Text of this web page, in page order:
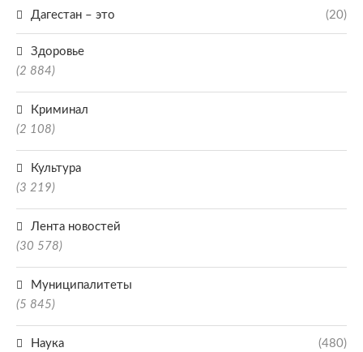
Дагестан – это (20)
Здоровье
(2 884)
Криминал
(2 108)
Культура
(3 219)
Лента новостей
(30 578)
Муниципалитеты
(5 845)
Наука (480)